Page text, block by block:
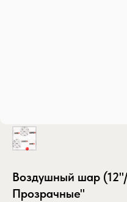
Воздушный шар
Прозрачные"